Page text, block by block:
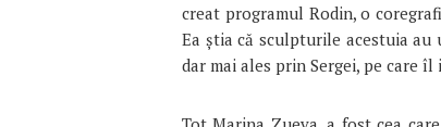
creat programul Rodin, o
Ea știa că sculpturile acestuia
dar mai ales prin Sergei, pe care